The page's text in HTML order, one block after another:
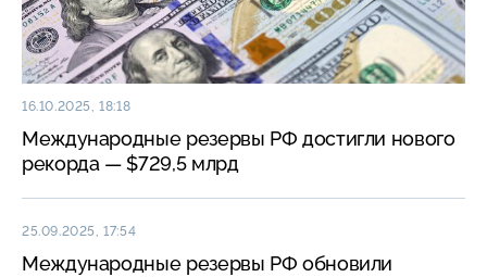
16.10.2025, 18:18
Международные резервы РФ достигли нового
рекорда — $729,5 млрд
25.09.2025, 17:54
Международные резервы РФ обновили